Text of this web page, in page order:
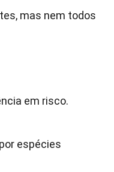
mas nem todos
em risco.
por espécies